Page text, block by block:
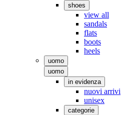
shoes
view all
sandals
flats
boots
heels
uomo
uomo
in evidenza
nuovi arrivi
unisex
categorie